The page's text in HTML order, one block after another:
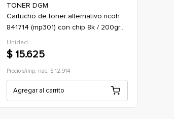
TONER DGM
cartucho de toner alternativo ricoh
841714 (mp301) con chip 8k / 200grs
(aficio mp301) - negro
Unidad
$ 15.625
Precio s/imp. nac. $ 12.914
Agregar al carrito